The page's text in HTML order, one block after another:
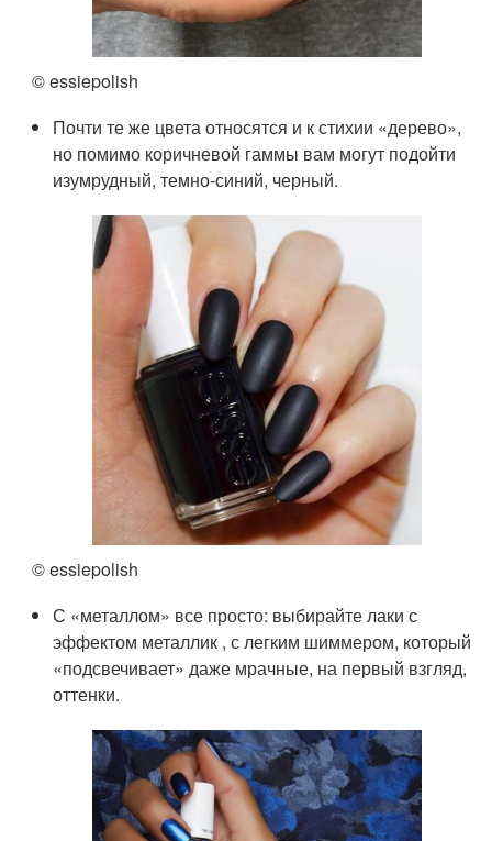
© essiepolish
Почти те же цвета относятся и к стихии «дерево»,
но помимо коричневой гаммы вам могут подойти
изумрудный, темно-синий, черный.
© essiepolish
С «металлом» все просто: выбирайте лаки с
эффектом металлик , с легким шиммером, который
«подсвечивает» даже мрачные, на первый взгляд,
оттенки.